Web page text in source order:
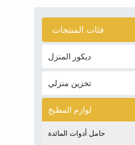
فئات المنتجات
ديكور المنزل
تخزين منزلي
لوازم المطبخ
حامل أدوات المائدة